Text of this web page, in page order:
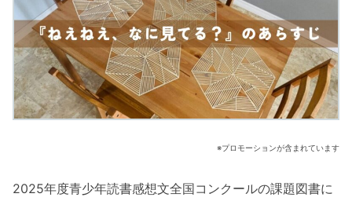
※プロモーションが含まれています
2025年度青少年読書感想文全国コンクールの課題図書に